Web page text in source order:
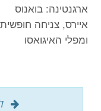
ארגנטינה: בואנוס
איירס, צניחה חופשית
ומפלי האיגואסו